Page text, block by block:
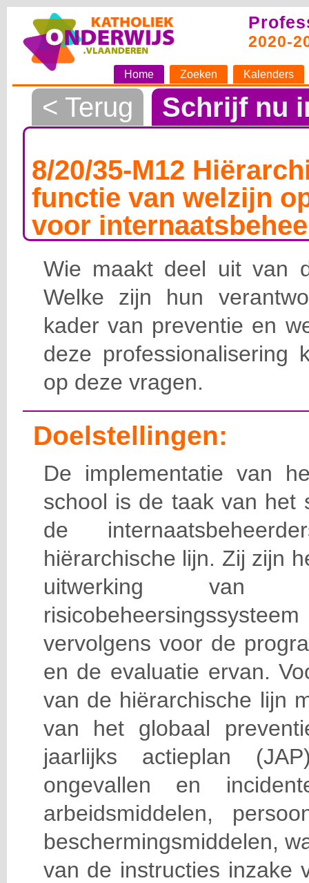
2020-
Home Zoeken Kalenders
< Terug Schrijf nu
8/20/35-M12
functie van welzijn
voor
Wie maakt deel uit van
Welke zijn hun
kader van preventie en
deze professionalisering
op deze vragen.
Doelstellingen:
De implementatie van
school is de taak van het
de
hiërarchische lijn. Zij zijn
uitwerking van
vervolgens voor de
en de evaluatie ervan.
van de hiërarchische lijn
van het globaal
jaarlijks actieplan
ongevallen en
arbeidsmiddelen,
beschermingsmiddelen,
van de instructies inzake